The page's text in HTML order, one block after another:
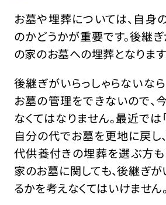
お墓や埋葬については、自身
のかどうかが重要です。後継
の家のお墓への埋葬となります
後継ぎがいらっしゃらないな
お墓の管理をできないので、
なくてはなりません。最近では
自分の代でお墓を更地に戻し
代供養付きの埋葬を選ぶ方も
家のお墓に関しても、後継ぎ
るかを考えなくてはいけません。